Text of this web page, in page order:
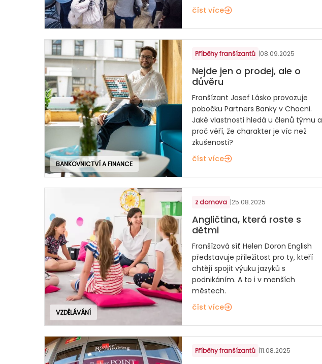
číst více
BANKOVNICTVÍ A FINANCE
Příběhy franšízantů |08.09.2025
Nejde jen o prodej, ale o
důvěru
Franšízant Josef Lásko provozuje
pobočku Partners Banky v Chocni.
Jaké vlastnosti hledá u členů týmu a
proč věří, že charakter je víc než
zkušenosti?
číst více
VZDĚLÁVÁNÍ
z domova |25.08.2025
Angličtina, která roste s
dětmi
Franšízová síť Helen Doron English
představuje příležitost pro ty, kteří
chtějí spojit výuku jazyků s
podnikáním. A to i v menších
městech.
číst více
Příběhy franšízantů |11.08.2025